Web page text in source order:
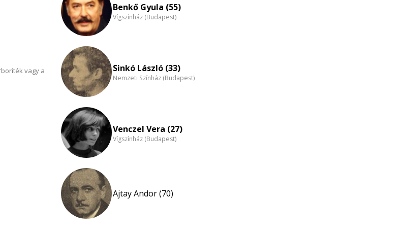
vagy a
Benkő Gyula (55)
Vígszínház (Budapest)
Sinkó László (33)
Nemzeti Színház (Budapest)
Venczel Vera (27)
Vígszínház (Budapest)
Ajtay Andor (70)